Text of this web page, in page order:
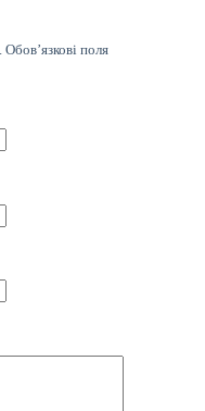
Обов’язкові поля